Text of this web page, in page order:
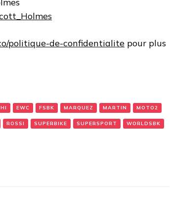
politique-de-confidentialite pour plus
EWC FSBK MARQUEZ MARTIN MOTO2
ROSSI SUPERBIKE SUPERSPORT WORLDSBK